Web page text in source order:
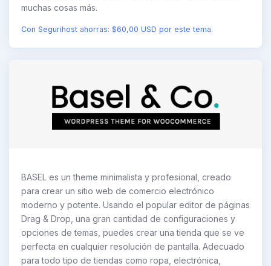
muchas cosas más.
Con Segurihost ahorras: $60,00 USD por este tema.
BASEL es un theme minimalista y profesional, creado
para crear un sitio web de comercio electrónico
moderno y potente. Usando el popular editor de páginas
Drag & Drop, una gran cantidad de configuraciones y
opciones de temas, puedes crear una tienda que se ve
perfecta en cualquier resolución de pantalla. Adecuado
para todo tipo de tiendas como ropa, electrónica,